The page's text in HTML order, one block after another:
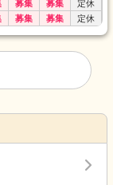
募集 募集 定休
募集 募集 定休